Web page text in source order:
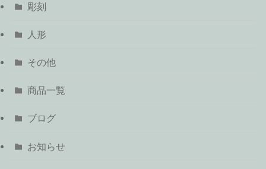
彫刻
人形
その他
商品一覧
ブログ
お知らせ